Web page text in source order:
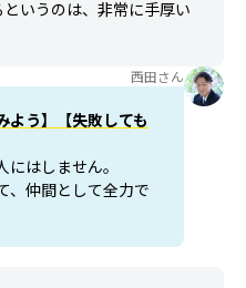
いうのは、非常に手厚い
西田さん
よう】【失敗しても
はしません。
、仲間として全力で